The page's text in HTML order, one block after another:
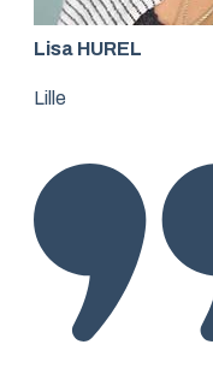
Lisa HUREL
Lille